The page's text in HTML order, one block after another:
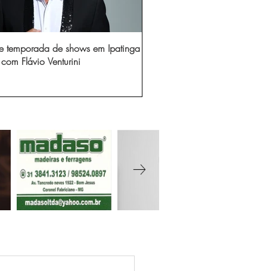
temporada de shows em Ipatinga
com Flávio Venturini